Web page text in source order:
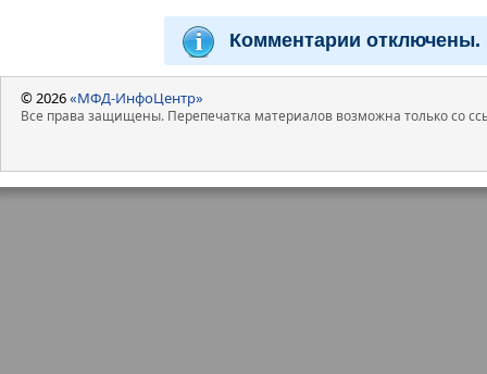
Комментарии отключены.
© 2026«МФД-ИнфоЦентр»
Все права защищены. Перепечатка материалов возможна только со